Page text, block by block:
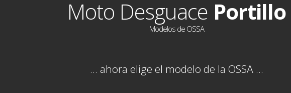
Moto Desguace Portillo
Modelos de OSSA
... ahora elige el modelo de la OSSA ...